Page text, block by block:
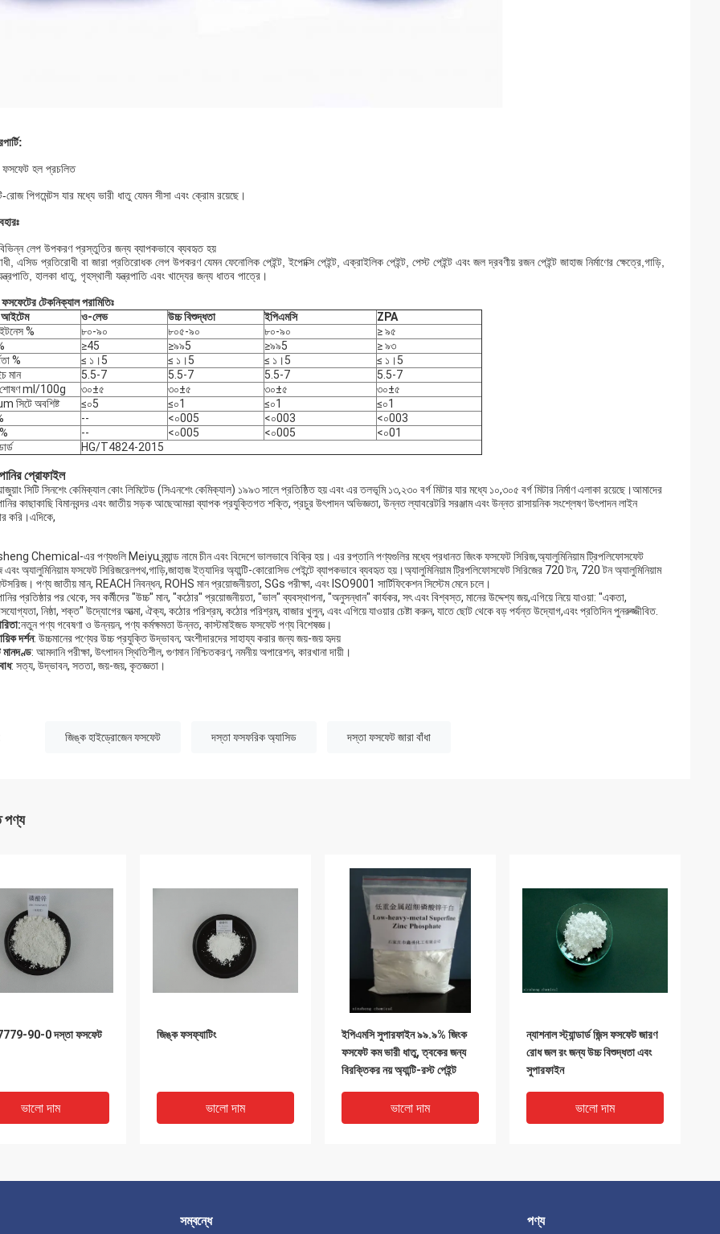
ফসফেট হল প্রচলিত
রোজ পিগমেন্টস যার মধ্যে ভারী ধাতু যেমন সীসা এবং ক্রোম রয়েছে।
লেপ উপকরণ প্রস্তুতির জন্য ব্যাপকভাবে ব্যবহৃত হয়
এসিড প্রতিরোধী বা জারা প্রতিরোধক লেপ উপকরণ যেমন ফেনোলিক পেইন্ট, ইপোক্সি পেইন্ট, এক্রাইলিক পেইন্ট, পেস্ট পেইন্ট এবং জল দ্রবণীয় রজন পেইন্ট জাহাজ নির্মাণের ক্ষেত্রে,গাড়ি,
হালকা ধাতু, গৃহস্থালী যন্ত্রপাতি এবং খাদ্যের জন্য ধাতব পাত্রে।
টেকনিক্যাল পরামিতিঃ
আইটেম
ও-লেভ উচ্চ বিশুদ্ধতা ইপিএমসি
ZPA
%
৮০-৯০ ৮০৫-৯০ ৮০-৯০
≥ ৯৫
≥45 ≥৯৯5 ≥৯৯5
≥ ৯৩
%
≤ ১।5 ≤ ১।5 ≤ ১।5
≤ ১।5
মান
5.5-7 5.5-7 5.5-7
5.5-7
ml/100g
৩০±৫ ৩০±৫ ৩০±৫
৩০±৫
সিটে অবশিষ্ট
≤০5 ≤০1 ≤০1
≤০1
-- <০005 <০003
<০003
-- <০005 <০005
<০01
HG/T4824-2015
প্রোফাইল
সিটি সিনশেং কেমিক্যাল কোং লিমিটেড (সিএনশেং কেমিক্যাল) ১৯৯৩ সালে প্রতিষ্ঠিত হয় এবং এর তলভূমি ১৩,২৩০ বর্গ মিটার যার মধ্যে ১০,৩০৫ বর্গ মিটার নির্মাণ এলাকা রয়েছে।আমাদের
কাছাকাছি বিমানবন্দর এবং জাতীয় সড়ক আছেআমরা ব্যাপক প্রযুক্তিগত শক্তি, প্রচুর উৎপাদন অভিজ্ঞতা, উন্নত ল্যাবরেটরি সরঞ্জাম এবং উন্নত রাসায়নিক সংশ্লেষণ উৎপাদন লাইন
করি।এদিকে,
Chemical-এর পণ্যগুলি Meiyu ব্র্যান্ড নামে চীন এবং বিদেশে ভালভাবে বিক্রি হয়। এর রপ্তানি পণ্যগুলির মধ্যে প্রধানত জিংক ফসফেট সিরিজ,অ্যালুমিনিয়াম ট্রিপলিফোসফেট
এবং অ্যালুমিনিয়াম ফসফেট সিরিজরেলপথ,গাড়ি,জাহাজ ইত্যাদির অ্যান্টি-কোরোসিভ পেইন্টে ব্যাপকভাবে ব্যবহৃত হয়।অ্যালুমিনিয়াম ট্রিপলিফোসফেট সিরিজের 720 টন, 720 টন অ্যালুমিনিয়াম
পণ্য জাতীয় মান, REACH নিবন্ধন, ROHS মান প্রয়োজনীয়তা, SGs পরীক্ষা, এবং ISO9001 সার্টিফিকেশন সিস্টেম মেনে চলে।
প্রতিষ্ঠার পর থেকে, সব কর্মীদের "উচ্চ" মান, "কঠোর" প্রয়োজনীয়তা, "ভাল" ব্যবস্থাপনা, "অনুসন্ধান" কার্যকর, সৎ এবং বিশ্বস্ত, মানের উদ্দেশ্য জয়,এগিয়ে নিয়ে যাওয়া: "একতা,
নিষ্ঠা, শক্ত" উদ্যোগের আত্মা, ঐক্য, কঠোর পরিশ্রম, কঠোর পরিশ্রম, বাজার খুলুন, এবং এগিয়ে যাওয়ার চেষ্টা করুন, যাতে ছোট থেকে বড় পর্যন্ত উদ্যোগ,এবং প্রতিদিন পুনরুজ্জীবিত.
নতুন পণ্য গবেষণা ও উন্নয়ন, পণ্য কর্মক্ষমতা উন্নত, কাস্টমাইজড ফসফেট পণ্য বিশেষজ্ঞ।
দর্শন: উচ্চমানের পণ্যের উচ্চ প্রযুক্তি উদ্ভাবন; অংশীদারদের সাহায্য করার জন্য জয়-জয় হৃদয়
মানদণ্ড: আমদানি পরীক্ষা, উৎপাদন স্থিতিশীল, গুণমান নিশ্চিতকরণ, নমনীয় অপারেশন, কারখানা দায়ী।
: সত্য, উদ্ভাবন, সততা, জয়-জয়, কৃতজ্ঞতা।
জিঙ্ক হাইড্রোজেন ফসফেট দস্তা ফসফরিক অ্যাসিড দস্তা ফসফেট জারা বাঁধা
পণ্য
90-0 দস্তা ফসফেট
ভালো দাম
জিঙ্ক ফসফ্যাটিং
ভালো দাম
ইপিএমসি সুপারফাইন ৯৯.৯% জিংক
ফসফেট কম ভারী ধাতু, ত্বকের জন্য
বিরক্তিকর নয় অ্যান্টি-রস্ট পেইন্ট
ভালো দাম
ন্যাশনাল স্ট্যান্ডার্ড জিন্স ফসফেট জারণ
রোধ জল রং জন্য উচ্চ বিশুদ্ধতা এবং
সুপারফাইন
ভালো দাম
সম্বন্ধে পণ্য